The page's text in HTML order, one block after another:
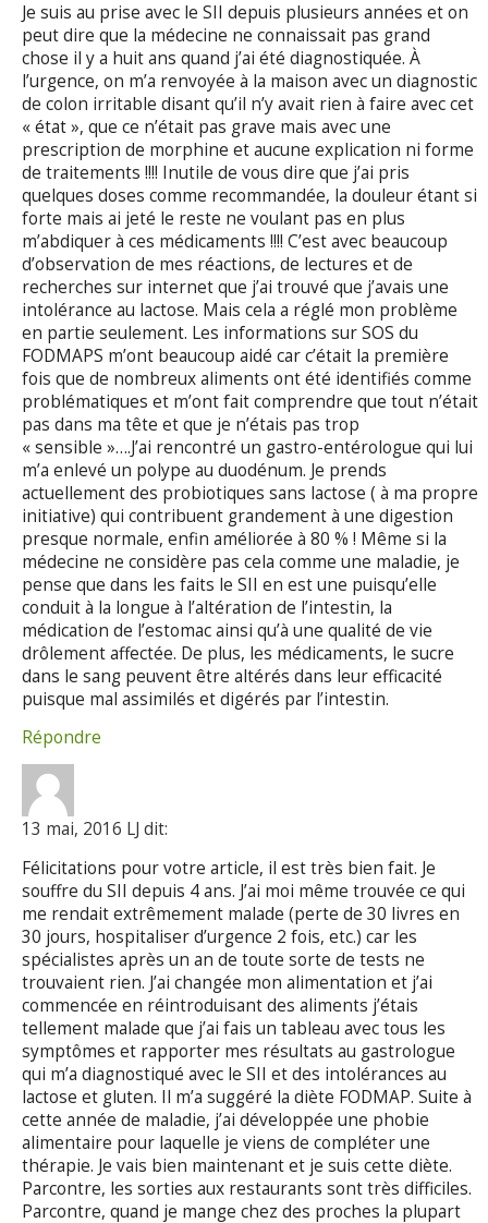
Je suis au prise avec le SII depuis plusieurs années et on
peut dire que la médecine ne connaissait pas grand
chose il y a huit ans quand j’ai été diagnostiquée. À
l’urgence, on m’a renvoyée à la maison avec un diagnostic
de colon irritable disant qu’il n’y avait rien à faire avec cet
« état », que ce n’était pas grave mais avec une
prescription de morphine et aucune explication ni forme
de traitements !!!! Inutile de vous dire que j’ai pris
quelques doses comme recommandée, la douleur étant si
forte mais ai jeté le reste ne voulant pas en plus
m’abdiquer à ces médicaments !!!! C’est avec beaucoup
d’observation de mes réactions, de lectures et de
recherches sur internet que j’ai trouvé que j’avais une
intolérance au lactose. Mais cela a réglé mon problème
en partie seulement. Les informations sur SOS du
FODMAPS m’ont beaucoup aidé car c’était la première
fois que de nombreux aliments ont été identifiés comme
problématiques et m’ont fait comprendre que tout n’était
pas dans ma tête et que je n’étais pas trop
« sensible »….J’ai rencontré un gastro-entérologue qui lui
m’a enlevé un polype au duodénum. Je prends
actuellement des probiotiques sans lactose ( à ma propre
initiative) qui contribuent grandement à une digestion
presque normale, enfin améliorée à 80 % ! Même si la
médecine ne considère pas cela comme une maladie, je
pense que dans les faits le SII en est une puisqu’elle
conduit à la longue à l’altération de l’intestin, la
médication de l’estomac ainsi qu’à une qualité de vie
drôlement affectée. De plus, les médicaments, le sucre
dans le sang peuvent être altérés dans leur efficacité
puisque mal assimilés et digérés par l’intestin.
Répondre
13 mai, 2016 LJ dit:
Félicitations pour votre article, il est très bien fait. Je
souffre du SII depuis 4 ans. J’ai moi même trouvée ce qui
me rendait extrêmement malade (perte de 30 livres en
30 jours, hospitaliser d’urgence 2 fois, etc.) car les
spécialistes après un an de toute sorte de tests ne
trouvaient rien. J’ai changée mon alimentation et j’ai
commencée en réintroduisant des aliments j’étais
tellement malade que j’ai fais un tableau avec tous les
symptômes et rapporter mes résultats au gastrologue
qui m’a diagnostiqué avec le SII et des intolérances au
lactose et gluten. Il m’a suggéré la diète FODMAP. Suite à
cette année de maladie, j’ai développée une phobie
alimentaire pour laquelle je viens de compléter une
thérapie. Je vais bien maintenant et je suis cette diète.
Parcontre, les sorties aux restaurants sont très difficiles.
Parcontre, quand je mange chez des proches la plupart